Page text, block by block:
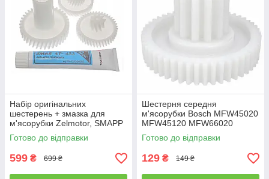
Набір оригінальних
шестерень + змазка для
м'ясорубки Zelmotor, SMAPP
Готово до відправки
599 ₴ 699 ₴
Шестерня середня
м'ясорубки Bosch MFW45020
MFW45120 MFW66020
MFW67440 MFW67600
MFW68640 MFW68660
MFW68680 MFW67450
Готово до відправки
129 ₴ 149 ₴